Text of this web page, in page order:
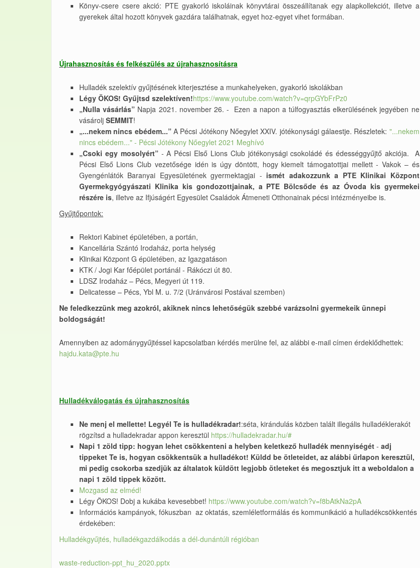
Könyv-csere csere akció: PTE gyakorló iskoláinak könyvtárai összeállítanak egy alapkollekciót, illetve a
gyerekek által hozott könyvek gazdára találhatnak, egyet hoz-egyet vihet formában.
Újrahasznosítás és felkészülés az újrahasznosításra
Hulladék szelektív gyűjtésének kiterjesztése a munkahelyeken, gyakorló iskolákban
Légy ÖKOS! Gyűjtsd szelektíven!https://www.youtube.com/watch?v=qrpGYbFrPz0
„Nulla vásárlás” Napja 2021. november 26. - Ezen a napon a túlfogyasztás elkerülésének jegyében ne
vásárolj SEMMIT!
„...nekem nincs ebédem...”A Pécsi Jótékony Nőegylet XXIV. jótékonysági gálaestje. Részletek: "...nekem
nincs ebédem..." - Pécsi Jótékony Nőegylet 2021 Meghívó
„Csoki egy mosolyért”- A Pécsi Első Lions Club jótékonysági csokoládé és édességgyűjtő akciója. A
Pécsi Első Lions Club vezetősége idén is úgy döntött, hogy kiemelt támogatottjai mellett - Vakok – és
Gyengénlátók Baranyai Egyesületének gyermektagjai - ismét adakozzunk a PTE Klinikai Központ
Gyermekgyógyászati Klinika kis gondozottjainak, a PTE Bölcsőde és az Óvoda kis gyermekei
részére is, illetve az Ifjúságért Egyesület Családok Átmeneti Otthonainak pécsi intézményeibe is.
Gyűjtőpontok:
Rektori Kabinet épületében, a portán,
Kancellária Szántó Irodaház, porta helység
Klinikai Központ G épületében, az Igazgatáson
KTK / Jogi Kar főépület portánál - Rákóczi út 80.
LDSZ Irodaház – Pécs, Megyeri út 119.
Delicatesse – Pécs, Ybl M. u. 7/2 (Uránvárosi Postával szemben)
Ne feledkezzünk meg azokról, akiknek nincs lehetőségük szebbé varázsolni gyermekeik ünnepi
boldogságát!
Amennyiben az adománygyűjtéssel kapcsolatban kérdés merülne fel, az alábbi e-mail címen érdeklődhettek:
hajdu.kata@pte.hu
Hulladékválogatás és újrahasznosítás
Ne menj el mellette! Legyél Te is hulladékradar!:séta, kirándulás közben talált illegális hulladéklerakót
rögzítsd a hulladekradar appon keresztül https://hulladekradar.hu/#
Napi 1 zöld tipp: hogyan lehet csökkenteni a helyben keletkező hulladék mennyiségét - adj
tippeket Te is, hogyan csökkentsük a hulladékot! Küldd be ötleteidet, az alábbi űrlapon keresztül,
mi pedig csokorba szedjük az általatok küldött legjobb ötleteket és megosztjuk itt a weboldalon a
napi 1 zöld tippek között.
Mozgasd az elméd!
Légy ÖKOS! Dobj a kukába kevesebbet! https://www.youtube.com/watch?v=f8bAtkNa2pA
Információs kampányok, fókuszban az oktatás, szemléletformálás és kommunikáció a hulladékcsökkentés
érdekében:
Hulladékgyűjtés, hulladékgazdálkodás a dél-dunántúli régióban
waste-reduction-ppt_hu_2020.pptx